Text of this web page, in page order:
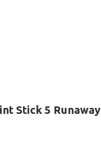
Stick 5 Runaway